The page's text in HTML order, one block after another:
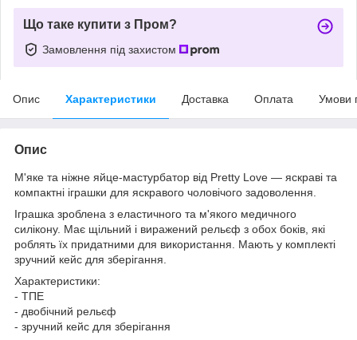
Що таке купити з Пром?
Замовлення під захистом
Опис Характеристики Доставка Оплата Умови
Опис
М'яке та ніжне яйце-мастурбатор від Pretty Love — яскраві та
компактні іграшки для яскравого чоловічого задоволення.
Іграшка зроблена з еластичного та м'якого медичного
силікону. Має щільний і виражений рельєф з обох боків, які
роблять їх придатними для використання. Мають у комплекті
зручний кейс для зберігання.
Характеристики:
- ТПЕ
- двобічний рельєф
- зручний кейс для зберігання